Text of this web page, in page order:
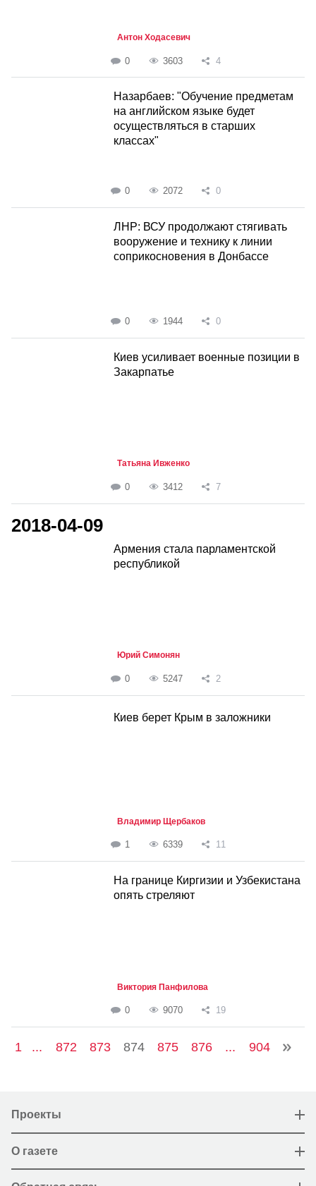
Антон Ходасевич
0 3603 4
Назарбаев: "Обучение предметам
на английском языке будет
осуществляться в старших
классах"
0 2072 0
ЛНР: ВСУ продолжают стягивать
вооружение и технику к линии
соприкосновения в Донбассе
0 1944 0
Киев усиливает военные позиции в
Закарпатье
Татьяна Ивженко
0 3412 7
2018-04-09
Армения стала парламентской
республикой
Юрий Симонян
0 5247 2
Киев берет Крым в заложники
Владимир Щербаков
1 6339 11
На границе Киргизии и Узбекистана
опять стреляют
Виктория Панфилова
0 9070 19
1 ... 872 873 874 875 876 ... 904
Проекты
О газете